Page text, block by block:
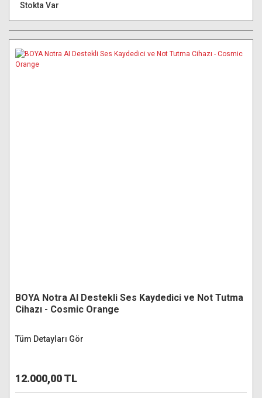
Stokta Var
BOYA Notra AI Destekli Ses Kaydedici ve Not Tutma
Cihazı - Cosmic Orange
Tüm Detayları Gör
12.000,00 TL